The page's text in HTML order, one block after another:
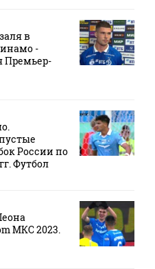
в
-
Премьер-
России по
Футбол
МКС 2023.